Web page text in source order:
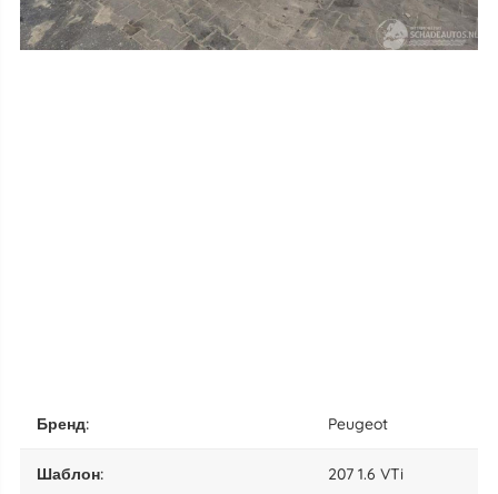
бренд: Peugeot
шаблон: 207 1.6 VTi